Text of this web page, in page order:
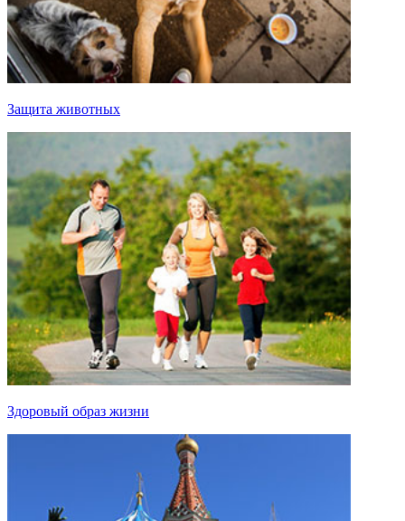
Защита животных
Здоровый образ жизни